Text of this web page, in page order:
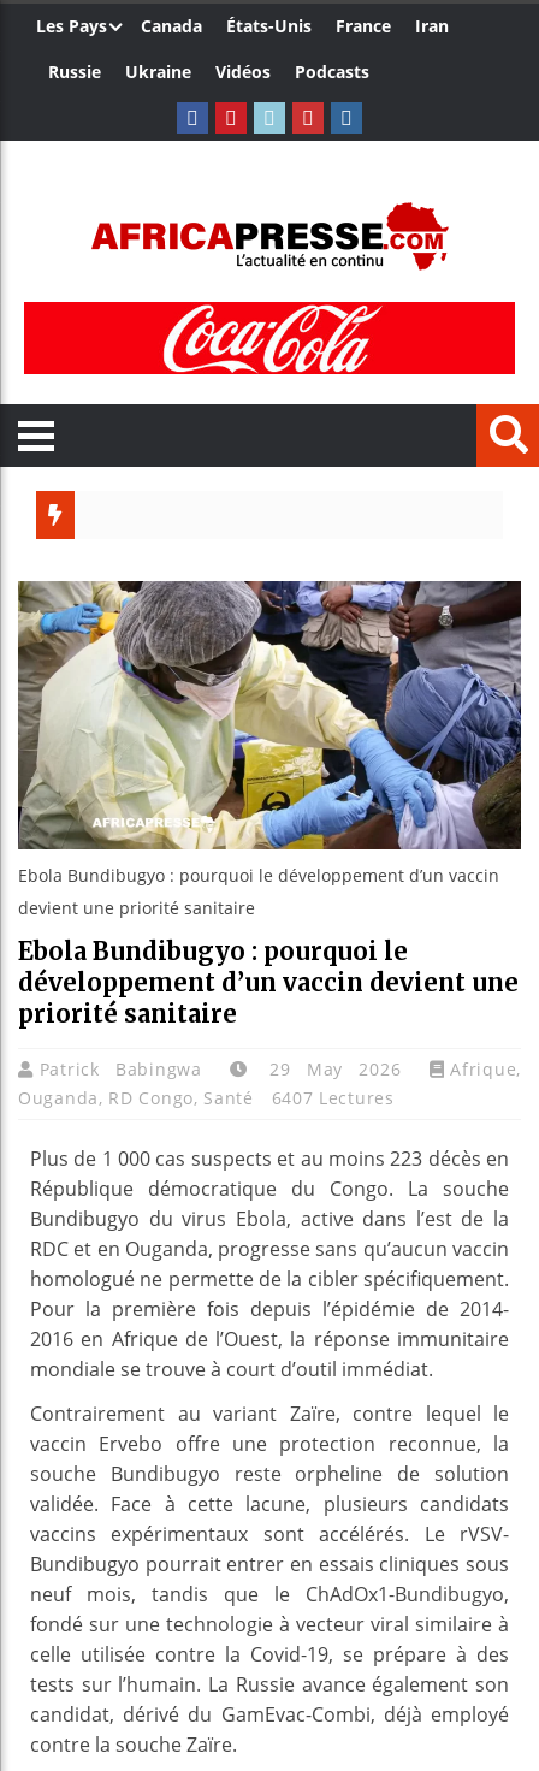
Les Pays Canada États-Unis France
Iran
Russie
Ukraine Vidéos Podcasts
Bénin :
Aliko
Ebola Bundibugyo : pourquoi le développement d’un vaccin
devient une priorité sanitaire
Ebola Bundibugyo : pourquoi le
développement d’un vaccin devient une
priorité sanitaire
Patrick Babingwa 29 May 2026 Afrique,
Ouganda, RD Congo, Santé 6407 Lectures
Plus de 1 000 cas suspects et au moins 223 décès en
République démocratique du Congo. La souche
Bundibugyo du virus Ebola, active dans l’est de la
RDC et en Ouganda, progresse sans qu’aucun vaccin
homologué ne permette de la cibler spécifiquement.
Pour la première fois depuis l’épidémie de 2014-
2016 en Afrique de l’Ouest, la réponse immunitaire
mondiale se trouve à court d’outil immédiat.
Contrairement au variant Zaïre, contre lequel le
vaccin Ervebo offre une protection reconnue, la
souche Bundibugyo reste orpheline de solution
validée. Face à cette lacune, plusieurs candidats
vaccins expérimentaux sont accélérés. Le rVSV-
Bundibugyo pourrait entrer en essais cliniques sous
neuf mois, tandis que le ChAdOx1-Bundibugyo,
fondé sur une technologie à vecteur viral similaire à
celle utilisée contre la Covid-19, se prépare à des
tests sur l’humain. La Russie avance également son
candidat, dérivé du GamEvac-Combi, déjà employé
contre la souche Zaïre.